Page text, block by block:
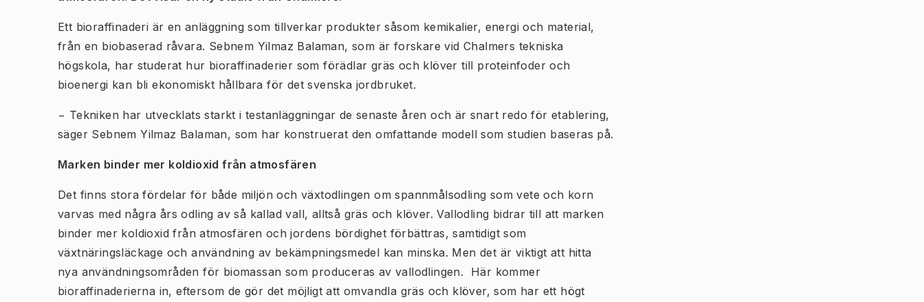
Ett bioraffinaderi är en anläggning som tillverkar produkter såsom kemikalier, energi och material,
från en biobaserad råvara. Sebnem Yilmaz Balaman, som är forskare vid Chalmers tekniska
högskola, har studerat hur bioraffinaderier som förädlar gräs och klöver till proteinfoder och
bioenergi kan bli ekonomiskt hållbara för det svenska jordbruket.
− Tekniken har utvecklats starkt i testanläggningar de senaste åren och är snart redo för etablering,
säger Sebnem Yilmaz Balaman, som har konstruerat den omfattande modell som studien baseras på.
Marken binder mer koldioxid från atmosfären
Det finns stora fördelar för både miljön och växtodlingen om spannmålsodling som vete och korn
varvas med några års odling av så kallad vall, alltså gräs och klöver. Vallodling bidrar till att marken
binder mer koldioxid från atmosfären och jordens bördighet förbättras, samtidigt som
växtnäringsläckage och användning av bekämpningsmedel kan minska. Men det är viktigt att hitta
nya användningsområden för biomassan som produceras av vallodlingen. Här kommer
bioraffinaderierna in, eftersom de gör det möjligt att omvandla gräs och klöver, som har ett högt